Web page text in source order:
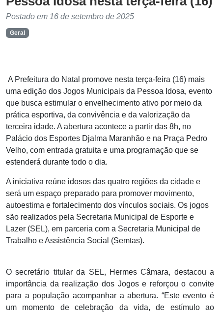
Postado em 16 de setembro de 2025
Geral
A Prefeitura do Natal promove nesta terça-feira (16) mais
uma edição dos Jogos Municipais da Pessoa Idosa, evento
que busca estimular o envelhecimento ativo por meio da
prática esportiva, da convivência e da valorização da
terceira idade. A abertura acontece a partir das 8h, no
Palácio dos Esportes Djalma Maranhão e na Praça Pedro
Velho, com entrada gratuita e uma programação que se
estenderá durante todo o dia.
A iniciativa reúne idosos das quatro regiões da cidade e
será um espaço preparado para promover movimento,
autoestima e fortalecimento dos vínculos sociais. Os jogos
são realizados pela Secretaria Municipal de Esporte e
Lazer (SEL), em parceria com a Secretaria Municipal de
Trabalho e Assistência Social (Semtas).
O secretário titular da SEL, Hermes Câmara, destacou a
importância da realização dos Jogos e reforçou o convite
para a população acompanhar a abertura. “Este evento é
um momento de celebração da vida, de estímulo ao